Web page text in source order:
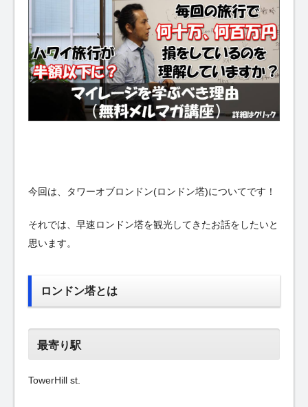
今回は、タワーオブロンドン(ロンドン塔)についてです！
それでは、早速ロンドン塔を観光してきたお話をしたいと
思います。
ロンドン塔とは
最寄り駅
TowerHill st.